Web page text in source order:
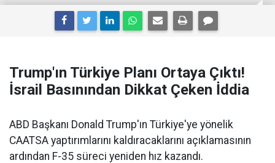
Trump'ın Türkiye Planı Ortaya Çıktı!
İsrail Basınından Dikkat Çeken İddia
ABD Başkanı Donald Trump'ın Türkiye'ye yönelik
CAATSA yaptırımlarını kaldıracaklarını açıklamasının
ardından F-35 süreci yeniden hız kazandı.